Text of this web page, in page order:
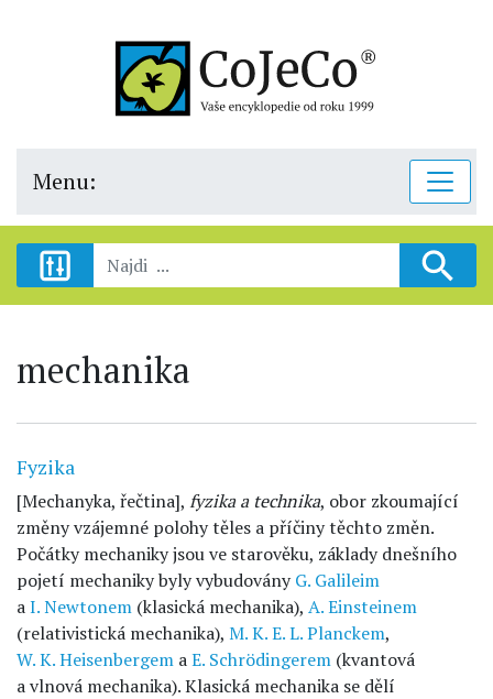
Menu:
mechanika
Fyzika
[Mechanyka, řečtina], fyzika a technika, obor zkoumající
změny vzájemné polohy těles a příčiny těchto změn.
Počátky mechaniky jsou ve starověku, základy dnešního
pojetí mechaniky byly vybudoványG. Galileim
aI. Newtonem (klasická mechanika), A. Einsteinem
(relativistická mechanika), M. K. E. L. Planckem,
W. K. Heisenbergem aE. Schrödingerem (kvantová
a vlnová mechanika). Klasická mechanika se dělí